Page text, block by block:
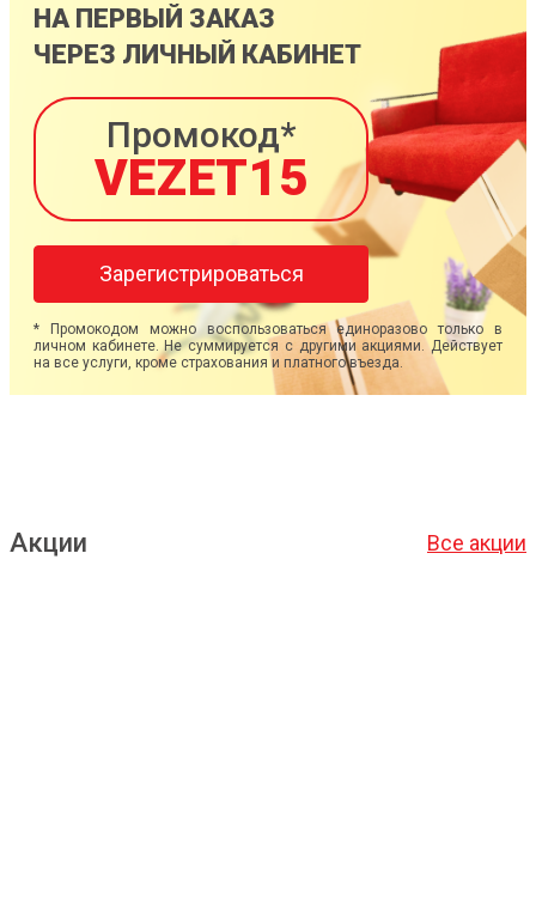
НА ПЕРВЫЙ ЗАКАЗ
ЧЕРЕЗ ЛИЧНЫЙ КАБИНЕТ
Промокод*
VEZET15
Зарегистрироваться
* Промокодом можно воспользоваться единоразово только в
личном кабинете. Не суммируется с другими акциями. Действует
на все услуги, кроме страхования и платного въезда.
Акции Все акции